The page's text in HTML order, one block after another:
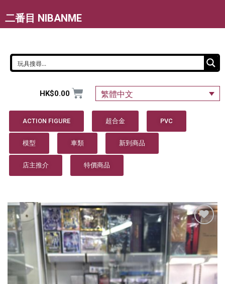
二番目 NIBANME
HK$0.00 繁體中文
ACTION FIGURE 超合金 PVC
模型 車類 新到商品
店主推介 特價商品